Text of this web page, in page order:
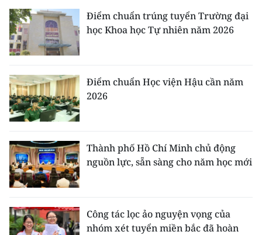
Điểm chuẩn trúng tuyển Trường đại
học Khoa học Tự nhiên năm 2026
Điểm chuẩn Học viện Hậu cần năm
2026
Thành phố Hồ Chí Minh chủ động
nguồn lực, sẵn sàng cho năm học mới
Công tác lọc ảo nguyện vọng của
nhóm xét tuyển miền bắc đã hoàn